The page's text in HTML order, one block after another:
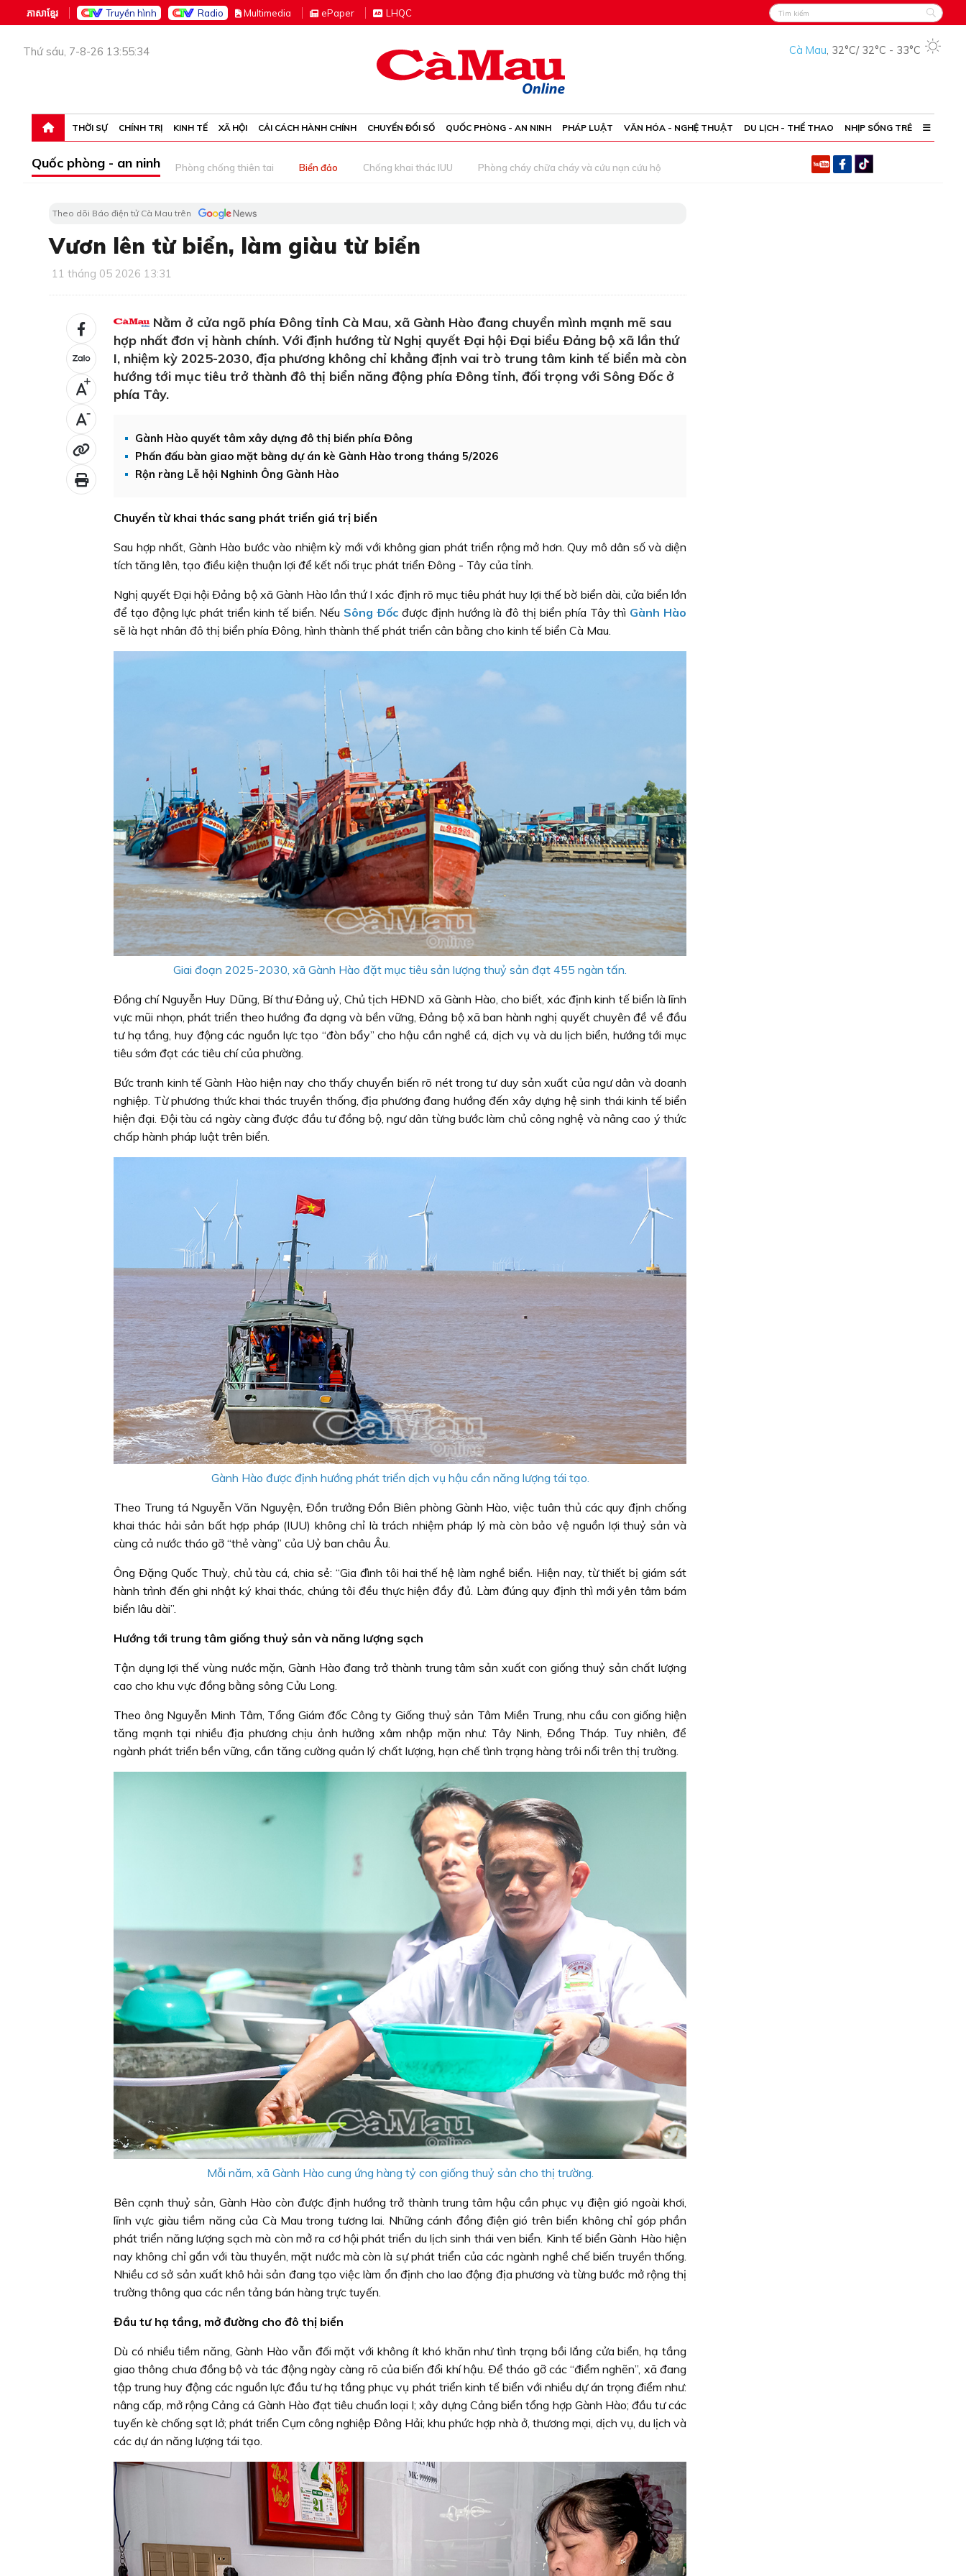
ភាសាខ្មែរ Truyền hình Radio Multimedia ePaper LHQC
Thứ sáu, 7-8-26 13:55:34 Cà Mau, 32°C/ 32°C - 33°C
THỜI SỰ CHÍNH TRỊ KINH TẾ XÃ HỘI CẢI CÁCH HÀNH CHÍNH CHUYỂN ĐỔI SỐ QUỐC PHÒNG - AN NINH PHÁP LUẬT VĂN HÓA - NGHỆ THUẬT DU LỊCH - THỂ THAO NHỊP SỐNG TRẺ
Quốc phòng - an ninh Phòng chống thiên tai Biển đảo Chống khai thác IUU Phòng cháy chữa cháy và cứu nạn cứu hộ
Theo dõi Báo điện tử Cà Mau trên
Vươn lên từ biển, làm giàu từ biển
11 tháng 05 2026 13:31
+
-
Nằm ở cửa ngõ phía Ðông tỉnh Cà Mau, xã Gành Hào đang chuyển mình mạnh mẽ sau
hợp nhất đơn vị hành chính. Với định hướng từ Nghị quyết Ðại hội Ðại biểu Ðảng bộ xã lần thứ
I, nhiệm kỳ 2025-2030, địa phương không chỉ khẳng định vai trò trung tâm kinh tế biển mà còn
hướng tới mục tiêu trở thành đô thị biển năng động phía Ðông tỉnh, đối trọng với Sông Ðốc ở
phía Tây.
Gành Hào quyết tâm xây dựng đô thị biển phía Đông
Phấn đấu bàn giao mặt bằng dự án kè Gành Hào trong tháng 5/2026
Rộn ràng Lễ hội Nghinh Ông Gành Hào
Chuyển từ khai thác sang phát triển giá trị biển
Sau hợp nhất, Gành Hào bước vào nhiệm kỳ mới với không gian phát triển rộng mở hơn. Quy mô dân số và diện
tích tăng lên, tạo điều kiện thuận lợi để kết nối trục phát triển Ðông - Tây của tỉnh.
Nghị quyết Ðại hội Ðảng bộ xã Gành Hào lần thứ I xác định rõ mục tiêu phát huy lợi thế bờ biển dài, cửa biển lớn
để tạo động lực phát triển kinh tế biển. Nếu Sông Ðốc được định hướng là đô thị biển phía Tây thì Gành Hào
sẽ là hạt nhân đô thị biển phía Ðông, hình thành thế phát triển cân bằng cho kinh tế biển Cà Mau.
Giai đoạn 2025-2030, xã Gành Hào đặt mục tiêu sản lượng thuỷ sản đạt 455 ngàn tấn.
Ðồng chí Nguyễn Huy Dũng, Bí thư Ðảng uỷ, Chủ tịch HÐND xã Gành Hào, cho biết, xác định kinh tế biển là lĩnh
vực mũi nhọn, phát triển theo hướng đa dạng và bền vững, Ðảng bộ xã ban hành nghị quyết chuyên đề về đầu
tư hạ tầng, huy động các nguồn lực tạo “đòn bẩy” cho hậu cần nghề cá, dịch vụ và du lịch biển, hướng tới mục
tiêu sớm đạt các tiêu chí của phường.
Bức tranh kinh tế Gành Hào hiện nay cho thấy chuyển biến rõ nét trong tư duy sản xuất của ngư dân và doanh
nghiệp. Từ phương thức khai thác truyền thống, địa phương đang hướng đến xây dựng hệ sinh thái kinh tế biển
hiện đại. Ðội tàu cá ngày càng được đầu tư đồng bộ, ngư dân từng bước làm chủ công nghệ và nâng cao ý thức
chấp hành pháp luật trên biển.
Gành Hào được định hướng phát triển dịch vụ hậu cần năng lượng tái tạo.
Theo Trung tá Nguyễn Văn Nguyện, Ðồn trưởng Ðồn Biên phòng Gành Hào, việc tuân thủ các quy định chống
khai thác hải sản bất hợp pháp (IUU) không chỉ là trách nhiệm pháp lý mà còn bảo vệ nguồn lợi thuỷ sản và
cùng cả nước tháo gỡ “thẻ vàng” của Uỷ ban châu Âu.
Ông Ðặng Quốc Thuỳ, chủ tàu cá, chia sẻ: “Gia đình tôi hai thế hệ làm nghề biển. Hiện nay, từ thiết bị giám sát
hành trình đến ghi nhật ký khai thác, chúng tôi đều thực hiện đầy đủ. Làm đúng quy định thì mới yên tâm bám
biển lâu dài”.
Hướng tới trung tâm giống thuỷ sản và năng lượng sạch
Tận dụng lợi thế vùng nước mặn, Gành Hào đang trở thành trung tâm sản xuất con giống thuỷ sản chất lượng
cao cho khu vực đồng bằng sông Cửu Long.
Theo ông Nguyễn Minh Tâm, Tổng Giám đốc Công ty Giống thuỷ sản Tâm Miền Trung, nhu cầu con giống hiện
tăng mạnh tại nhiều địa phương chịu ảnh hưởng xâm nhập mặn như: Tây Ninh, Ðồng Tháp. Tuy nhiên, để
ngành phát triển bền vững, cần tăng cường quản lý chất lượng, hạn chế tình trạng hàng trôi nổi trên thị trường.
Mỗi năm, xã Gành Hào cung ứng hàng tỷ con giống thuỷ sản cho thị trường.
Bên cạnh thuỷ sản, Gành Hào còn được định hướng trở thành trung tâm hậu cần phục vụ điện gió ngoài khơi,
lĩnh vực giàu tiềm năng của Cà Mau trong tương lai. Những cánh đồng điện gió trên biển không chỉ góp phần
phát triển năng lượng sạch mà còn mở ra cơ hội phát triển du lịch sinh thái ven biển. Kinh tế biển Gành Hào hiện
nay không chỉ gắn với tàu thuyền, mặt nước mà còn là sự phát triển của các ngành nghề chế biến truyền thống.
Nhiều cơ sở sản xuất khô hải sản đang tạo việc làm ổn định cho lao động địa phương và từng bước mở rộng thị
trường thông qua các nền tảng bán hàng trực tuyến.
Đầu tư hạ tầng, mở đường cho đô thị biển
Dù có nhiều tiềm năng, Gành Hào vẫn đối mặt với không ít khó khăn như tình trạng bồi lắng cửa biển, hạ tầng
giao thông chưa đồng bộ và tác động ngày càng rõ của biến đổi khí hậu. Ðể tháo gỡ các “điểm nghẽn”, xã đang
tập trung huy động các nguồn lực đầu tư hạ tầng phục vụ phát triển kinh tế biển với nhiều dự án trọng điểm như:
nâng cấp, mở rộng Cảng cá Gành Hào đạt tiêu chuẩn loại I; xây dựng Cảng biển tổng hợp Gành Hào; đầu tư các
tuyến kè chống sạt lở; phát triển Cụm công nghiệp Ðông Hải; khu phức hợp nhà ở, thương mại, dịch vụ, du lịch và
các dự án năng lượng tái tạo.